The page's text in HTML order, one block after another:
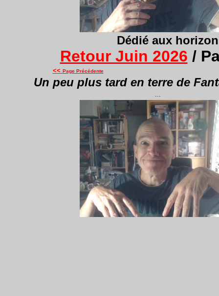
Dédié aux
Retour Juin 2026 /
<< Page Précédente
Un peu plus tard en terre de
...